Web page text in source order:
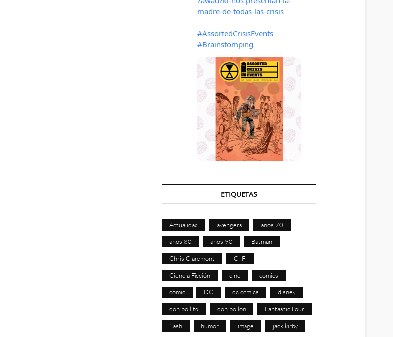
ETIQUETAS
Actualidad avengers años 70
años 80 años 90 Batman
Chris Claremont Ci-Fi
Ciencia Ficción cine comics
cómic DC dc comics disney
don pollito don pollon Fantastic Four
flash humor image jack kirby